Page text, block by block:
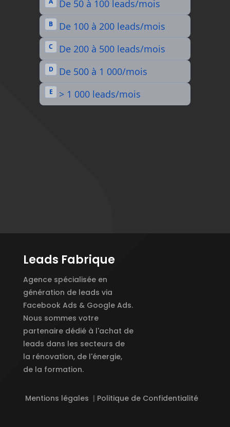
Leads Fabrique
Agence spécialisée en
génération de leads via
Facebook Ads & Google Ads.
Nous sommes votre
partenaire dédié à l'achat de
leads dans les secteurs de
la rénovation, de l'énergie,
de la formation.
Mentions légales | Politique de Confidentialité